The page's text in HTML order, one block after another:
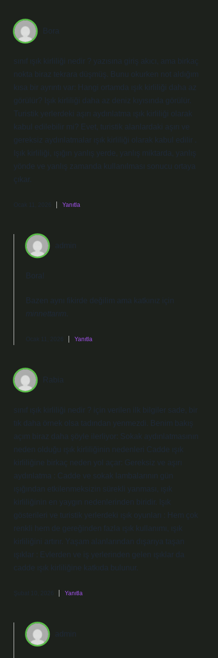
Bora
sınıf ışık kirliliği nedir ? yazısına giriş akıcı, ama birkaç
nokta biraz tekrara düşmüş. Bunu okurken not aldığım
kısa bir ayrıntı var: Hangi ortamda ışık kirliliği daha az
görülür? Işık kirliliği daha az deniz kıyısında görülür.
Turistik yerlerdeki aşırı aydınlatma ışık kirliliği olarak
kabul edilebilir mi? Evet, turistik alanlardaki aşırı ve
gereksiz aydınlatmalar ışık kirliliği olarak kabul edilir .
Işık kirliliği, ışığın yanlış yerde, yanlış miktarda, yanlış
yönde ve yanlış zamanda kullanılması sonucu ortaya
çıkar.
Ocak 11, 2026 Yanıtla
admin
Bora!
Bazen aynı fikirde değilim ama katkınız için
minnettarım.
Ocak 11, 2026 Yanıtla
Rabia
sınıf ışık kirliliği nedir ? için verilen ilk bilgiler sade, bir
tık daha örnek olsa tadından yenmezdi. Benim bakış
açım biraz daha şöyle ilerliyor: Sokak aydınlatmasının
neden olduğu ışık kirliliğinin nedenleri Cadde ışık
kirliliğine birkaç neden yol açar: Gereksiz ve aşırı
aydınlatma : Cadde ve sokak lambalarının gün
ışığından etkilenmeksizin sürekli yanması, ışık
kirliliğinin en yaygın nedenlerinden biridir. Işık
gösterileri ve turistik yerlerdeki ışık oyunları : Hem çok
renkli hem de gereğinden fazla ışık kullanımı, ışık
kirliliğini artırır. Yaşam alanlarından dışarıya taşan
ışıklar : Evlerden ve iş yerlerinden gelen ışıklar da
cadde ışık kirliliğine katkıda bulunur.
Şubat 10, 2026 Yanıtla
admin